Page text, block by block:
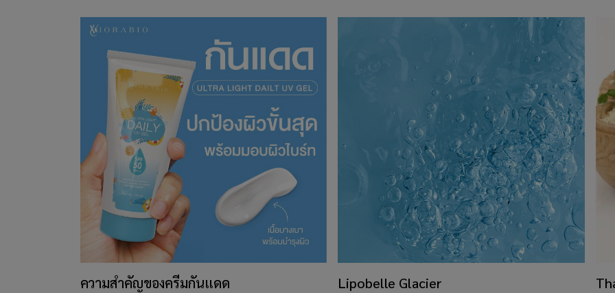
ความสำคัญของครีมกันแดด Lipobelle Glacier